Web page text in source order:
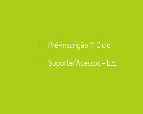
Pré-inscrição 1º Ciclo
Suporte/Acessos – E.E.